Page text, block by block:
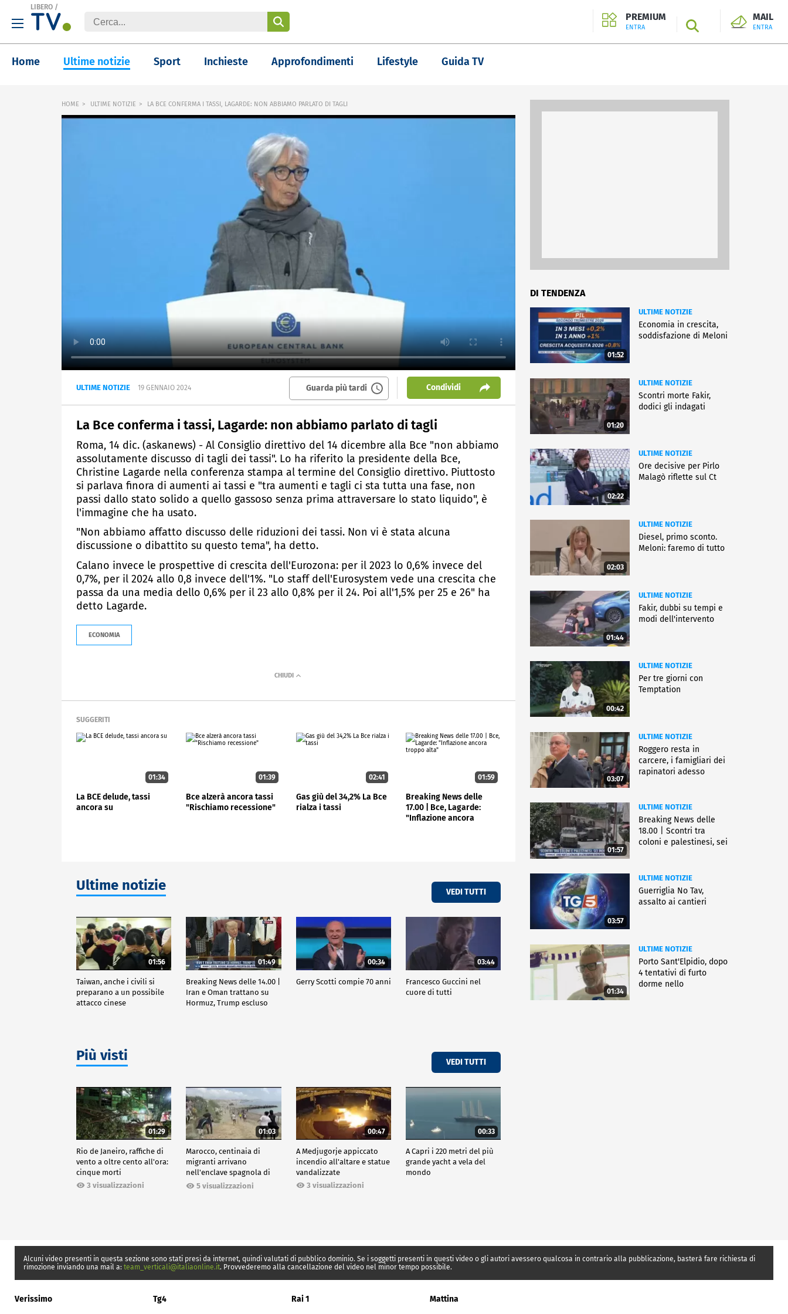
LIBERO /
PREMIUM
ENTRA SEARCH
MAIL
ENTRA
Home Ultime notizie Sport Inchieste Approfondimenti Lifestyle Guida TV
HOME ULTIME NOTIZIE LA BCE CONFERMA I TASSI, LAGARDE: NON ABBIAMO PARLATO DI TAGLI
ULTIME NOTIZIE 19 GENNAIO 2024 Guarda più tardi Condividi
La Bce conferma i tassi, Lagarde: non abbiamo parlato di tagli
Roma, 14 dic. (askanews) - Al Consiglio direttivo del 14 dicembre alla Bce "non abbiamo
assolutamente discusso di tagli dei tassi". Lo ha riferito la presidente della Bce,
Christine Lagarde nella conferenza stampa al termine del Consiglio direttivo. Piuttosto
si parlava finora di aumenti ai tassi e "tra aumenti e tagli ci sta tutta una fase, non
passi dallo stato solido a quello gassoso senza prima attraversare lo stato liquido", è
l'immagine che ha usato.
"Non abbiamo affatto discusso delle riduzioni dei tassi. Non vi è stata alcuna
discussione o dibattito su questo tema", ha detto.
Calano invece le prospettive di crescita dell'Eurozona: per il 2023 lo 0,6% invece del
0,7%, per il 2024 allo 0,8 invece dell'1%. "Lo staff dell'Eurosystem vede una crescita che
passa da una media dello 0,6% per il 23 allo 0,8% per il 24. Poi all'1,5% per 25 e 26" ha
detto Lagarde.
ECONOMIA
SUGGERITI
01:34
La BCE delude, tassi
ancora su
01:39
Bce alzerà ancora tassi
"Rischiamo recessione"
02:41
Gas giù del 34,2% La Bce
rialza i tassi
01:59
Breaking News delle
17.00 | Bce, Lagarde:
"Inflazione ancora
Ultime notizie VEDI TUTTI
01:56
Taiwan, anche i civili si
preparano a un possibile
attacco cinese
01:49
Breaking News delle 14.00 |
Iran e Oman trattano su
Hormuz, Trump escluso
00:34
Gerry Scotti compie 70 anni
03:44
Francesco Guccini nel
cuore di tutti
Più visti VEDI TUTTI
01:29
Rio de Janeiro, raffiche di
vento a oltre cento all'ora:
cinque morti
3 visualizzazioni
01:03
Marocco, centinaia di
migranti arrivano
nell'enclave spagnola di
Ceuta5 visualizzazioni
00:47
A Medjugorje appiccato
incendio all'altare e statue
vandalizzate
3 visualizzazioni
00:33
A Capri i 220 metri del più
grande yacht a vela del
mondo
DI TENDENZA
01:52
ULTIME NOTIZIE
Economia in crescita,
soddisfazione di Meloni
01:20
ULTIME NOTIZIE
Scontri morte Fakir,
dodici gli indagati
02:22
ULTIME NOTIZIE
Ore decisive per Pirlo
Malagò riflette sul Ct
02:03
ULTIME NOTIZIE
Diesel, primo sconto.
Meloni: faremo di tutto
01:44
ULTIME NOTIZIE
Fakir, dubbi su tempi e
modi dell'intervento
00:42
ULTIME NOTIZIE
Per tre giorni con
Temptation
03:07
ULTIME NOTIZIE
Roggero resta in
carcere, i famigliari dei
rapinatori adesso
01:57
ULTIME NOTIZIE
Breaking News delle
18.00 | Scontri tra
coloni e palestinesi, sei
03:57
ULTIME NOTIZIE
Guerriglia No Tav,
assalto ai cantieri
01:34
ULTIME NOTIZIE
Porto Sant'Elpidio, dopo
4 tentativi di furto
dorme nello
Alcuni video presenti in questa sezione sono stati presi da internet, quindi valutati di pubblico dominio. Se i soggetti presenti in questi video o gli autori avessero qualcosa in contrario alla pubblicazione, basterà fare richiesta di
rimozione inviando una mail a: team_verticali@italiaonline.it. Provvederemo alla cancellazione del video nel minor tempo possibile.
Verissimo Tg4 Rai 1 Mattina